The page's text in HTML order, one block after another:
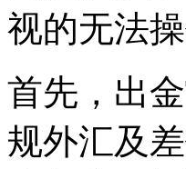
视的无法操
首先，出
规外汇及